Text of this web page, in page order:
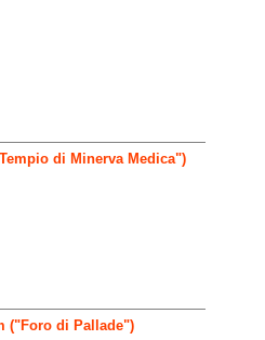
di Minerva Medica")
("Foro di Pallade")